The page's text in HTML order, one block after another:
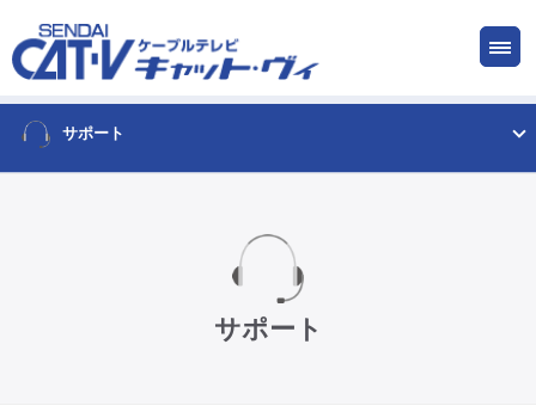
サポート
サポート
お申し込み
サービス